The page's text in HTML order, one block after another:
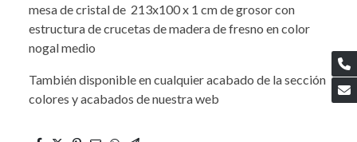
mesa de cristal de 213x100 x 1 cm de grosor con
estructura de crucetas de madera de fresno en color
nogal medio
También disponible en cualquier acabado de la sección
colores y acabados de nuestra web